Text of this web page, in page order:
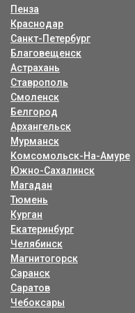
Пенза
Краснодар
Санкт-Петербург
Благовещенск
Астрахань
Ставрополь
Смоленск
Белгород
Архангельск
Мурманск
Комсомольск-На-Амуре
Южно-Сахалинск
Магадан
Тюмень
Курган
Екатеринбург
Челябинск
Магнитогорск
Саранск
Саратов
Чебоксары